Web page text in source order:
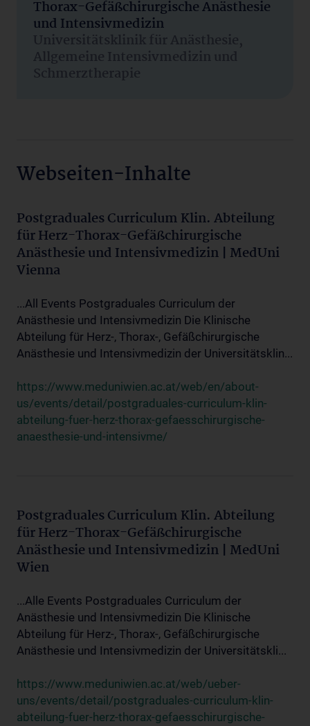
Thorax-Gefäßchirurgische Anästhesie
und Intensivmedizin
Universitätsklinik für Anästhesie,
Allgemeine Intensivmedizin und
Schmerztherapie
Webseiten-Inhalte
Postgraduales Curriculum Klin. Abteilung
für Herz-Thorax-Gefäßchirurgische
Anästhesie und Intensivmedizin | MedUni
Vienna
...All Events Postgraduales Curriculum der
Anästhesie und Intensivmedizin Die Klinische
Abteilung für Herz-, Thorax-, Gefäßchirurgische
Anästhesie und Intensivmedizin der Universitätsklin...
https://www.meduniwien.ac.at/web/en/about-
us/events/detail/postgraduales-curriculum-klin-
abteilung-fuer-herz-thorax-gefaesschirurgische-
anaesthesie-und-intensivme/
Postgraduales Curriculum Klin. Abteilung
für Herz-Thorax-Gefäßchirurgische
Anästhesie und Intensivmedizin | MedUni
Wien
...Alle Events Postgraduales Curriculum der
Anästhesie und Intensivmedizin Die Klinische
Abteilung für Herz-, Thorax-, Gefäßchirurgische
Anästhesie und Intensivmedizin der Universitätskli...
https://www.meduniwien.ac.at/web/ueber-
uns/events/detail/postgraduales-curriculum-klin-
abteilung-fuer-herz-thorax-gefaesschirurgische-